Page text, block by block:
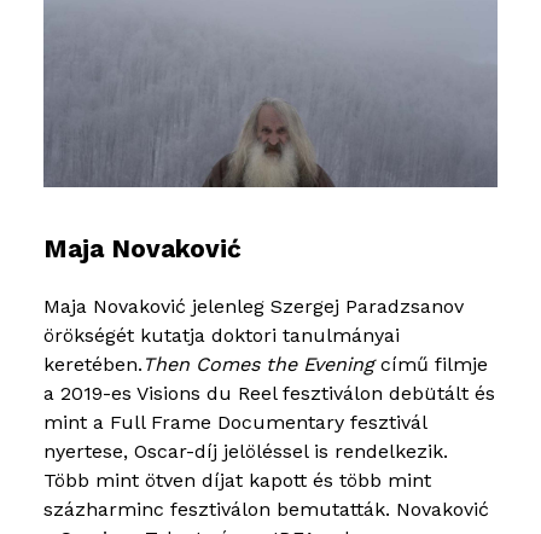
Maja Novaković
Maja Novaković jelenleg Szergej Paradzsanov
örökségét kutatja doktori tanulmányai
keretében. Then Comes the Eveningcímű filmje
a 2019-es Visions du Reel fesztiválon debütált és
mint a Full Frame Documentary fesztivál
nyertese, Oscar-díj jelöléssel is rendelkezik.
Több mint ötven díjat kapott és több mint
százharminc fesztiválon bemutatták. Novaković